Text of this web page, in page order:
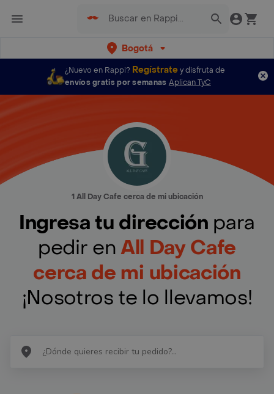
Bogotá
¿Nuevo en Rappi? Regístratey disfruta de
envíos gratis por semanas Aplican TyC
1 All Day Cafe cerca de mi ubicación
Ingresa tu dirección para
pedir enAll Day Cafe
cerca de mi ubicación
¡Nosotros te lo llevamos!